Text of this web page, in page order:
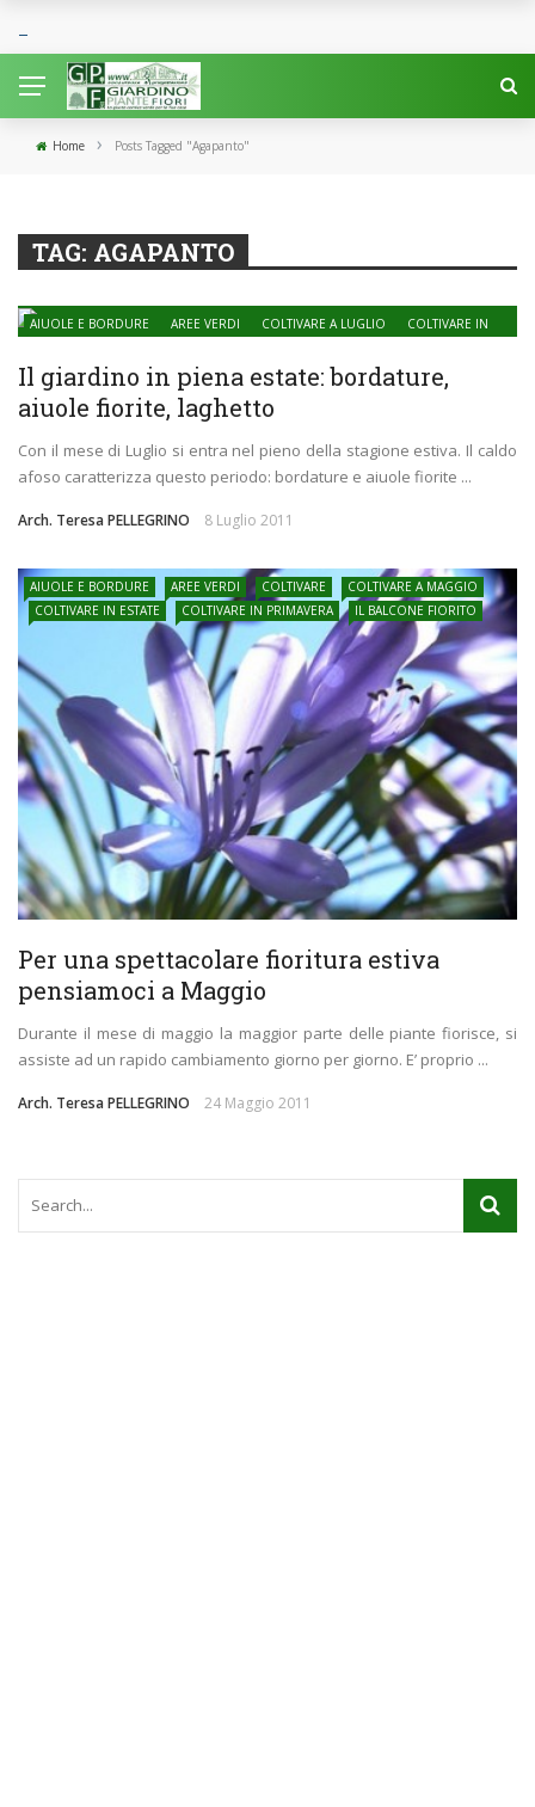
Home › Posts Tagged "Agapanto"
TAG: AGAPANTO
AIUOLE E BORDURE AREE VERDI COLTIVARE A LUGLIO
COLTIVARE IN
ACQUATICO
Il giardino in piena estate: bordature,
aiuole fiorite, laghetto
Con il mese di Luglio si entra nel pieno della stagione estiva. Il caldo
afoso caratterizza questo periodo: bordature e aiuole fiorite ...
Arch. Teresa PELLEGRINO 8 Luglio 2011
AIUOLE E BORDURE AREE VERDI COLTIVARE
COLTIVARE A MAGGIO
COLTIVARE IN ESTATE
COLTIVARE IN PRIMAVERA IL BALCONE FIORITO
Per una spettacolare fioritura estiva
pensiamoci a Maggio
Durante il mese di maggio la maggior parte delle piante fiorisce, si
assiste ad un rapido cambiamento giorno per giorno. E’ proprio ...
Arch. Teresa PELLEGRINO 24 Maggio 2011